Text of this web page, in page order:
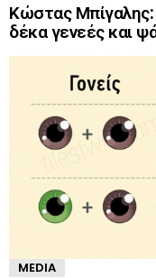
Κώστας Μπίγαλης:
δέκα γενεές και
MEDIA